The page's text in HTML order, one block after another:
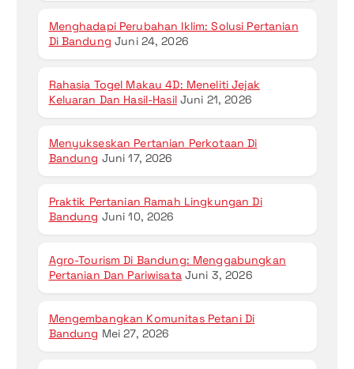
Menghadapi Perubahan Iklim: Solusi Pertanian
Di Bandung Juni 24, 2026
Rahasia Togel Makau 4D: Meneliti Jejak
Keluaran Dan Hasil-Hasil Juni 21, 2026
Menyukseskan Pertanian Perkotaan Di
Bandung Juni 17, 2026
Praktik Pertanian Ramah Lingkungan Di
Bandung Juni 10, 2026
Agro-Tourism Di Bandung: Menggabungkan
Pertanian Dan Pariwisata Juni 3, 2026
Mengembangkan Komunitas Petani Di
Bandung Mei 27, 2026